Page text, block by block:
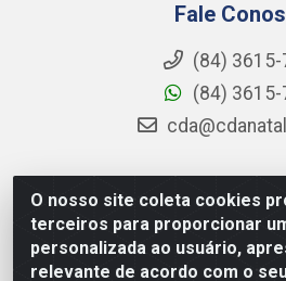
O nosso site coleta cookies
terceiros para proporcionar
personalizada ao usuário,
relevante de acordo com o
Fale
(84) 3615-
(84) 3615-
CDA Distribuidora - Avenida
Parnamirim, Parnamirim/RN -
02.275.901/